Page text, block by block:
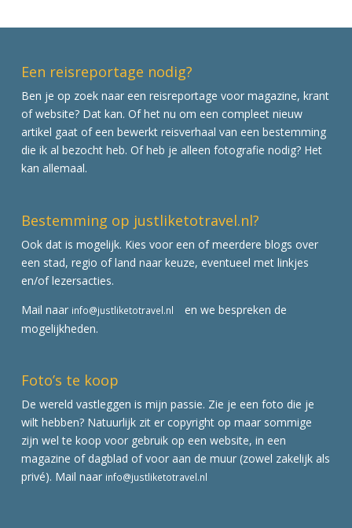
Een reisreportage nodig?
Ben je op zoek naar een reisreportage voor magazine, krant
of website? Dat kan. Of het nu om een compleet nieuw
artikel gaat of een bewerkt reisverhaal van een bestemming
die ik al bezocht heb. Of heb je alleen fotografie nodig? Het
kan allemaal.
Bestemming op justliketotravel.nl?
Ook dat is mogelijk. Kies voor een of meerdere blogs over
een stad, regio of land naar keuze, eventueel met linkjes
en/of lezersacties.
Mail naar info@justliketotravel.nl
en we bespreken de
mogelijkheden.
Foto’s te koop
De wereld vastleggen is mijn passie. Zie je een foto die je
wilt hebben? Natuurlijk zit er copyright op maar sommige
zijn wel te koop voor gebruik op een website, in een
magazine of dagblad of voor aan de muur (zowel zakelijk als
privé). Mail naar info@justliketotravel.nl